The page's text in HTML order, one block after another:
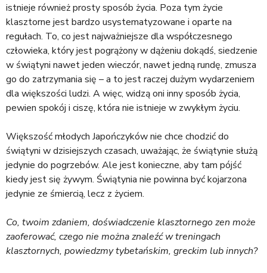
istnieje również prosty sposób życia. Poza tym życie
klasztorne jest bardzo usystematyzowane i oparte na
regułach. To, co jest najważniejsze dla współczesnego
człowieka, który jest pogrążony w dążeniu dokądś, siedzenie
w świątyni nawet jeden wieczór, nawet jedną rundę, zmusza
go do zatrzymania się – a to jest raczej dużym wydarzeniem
dla większości ludzi. A więc, widzą oni inny sposób życia,
pewien spokój i ciszę, która nie istnieje w zwykłym życiu.
Większość młodych Japończyków nie chce chodzić do
świątyni w dzisiejszych czasach, uważając, że świątynie służą
jedynie do pogrzebów. Ale jest konieczne, aby tam pójść
kiedy jest się żywym. Świątynia nie powinna być kojarzona
jedynie ze śmiercią, lecz z życiem.
Co, twoim zdaniem, doświadczenie klasztornego zen może
zaoferować, czego nie można znaleźć w treningach
klasztornych, powiedzmy tybetańskim, greckim lub innych?